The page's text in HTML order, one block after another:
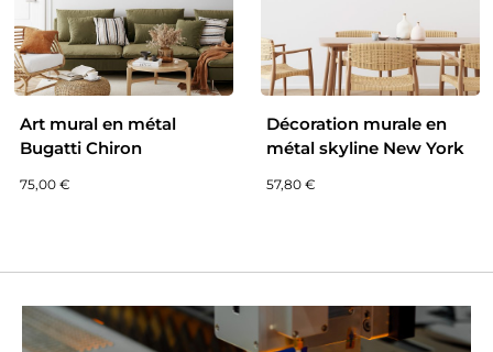
Art mural en métal
Bugatti Chiron
75,00 €
Décoration murale en
métal skyline New York
57,80 €